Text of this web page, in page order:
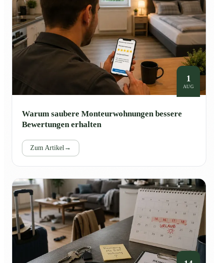
1
AUG
Warum saubere Monteurwohnungen bessere
Bewertungen erhalten
Zum Artikel→